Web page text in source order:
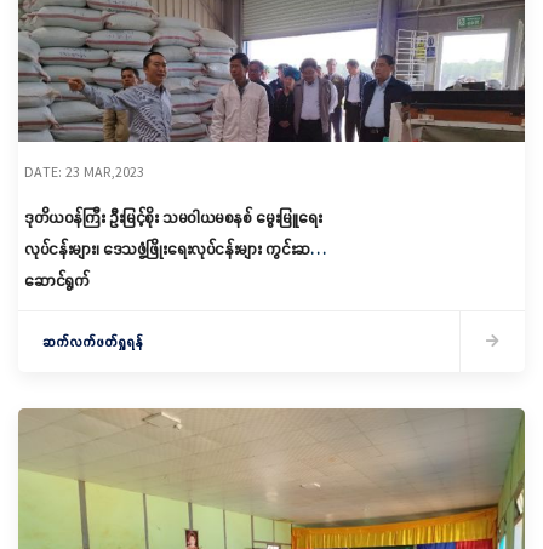
DATE: 23 MAR,2023
ဒုတိယဝန်ကြီး ဦးမြင့်စိုး သမဝါယမစနစ် မွေးမြူရေး
လုပ်ငန်းများ၊ ဒေသဖွံ့ဖြိုးရေးလုပ်ငန်းများ ကွင်းဆင်း
ဆောင်ရွက်
ဆက်လက်ဖတ်ရှုရန်